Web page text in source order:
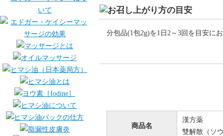
分包品(1包2g)を1日2～3回を目安に
商品名
漢方薬
雙解散（ソ